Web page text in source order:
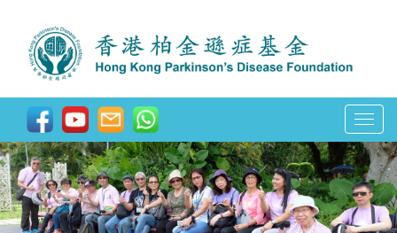
T
o
g
g
l